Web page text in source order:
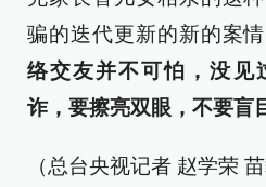
骗的迭代更新的新的案
络交友并不可怕，没见
诈，要擦亮双眼，不要盲
（总台央视记者 赵学荣 苗